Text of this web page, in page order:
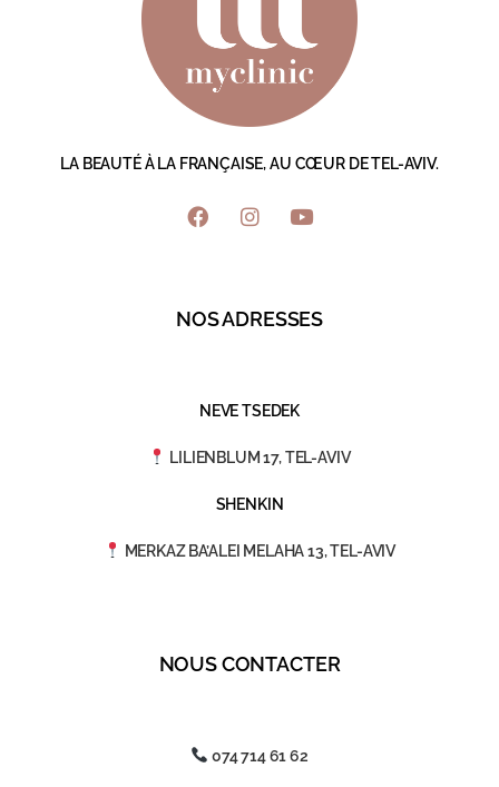
LA BEAUTÉ À LA FRANÇAISE, AU CŒUR DE TEL-AVIV.
NOS ADRESSES
NEVE TSEDEK
LILIENBLUM 17, TEL-AVIV
SHENKIN
MERKAZ BA’ALEI MELAHA 13, TEL-AVIV
NOUS CONTACTER
074 714 61 62